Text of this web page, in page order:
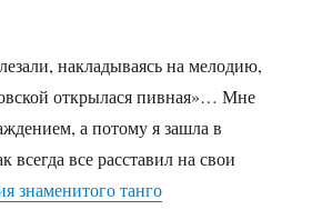
накладываясь на мелодию,
открылася пивная»… Мне
а потому я зашла в
всегда все расставил на свои
знаменитого танго